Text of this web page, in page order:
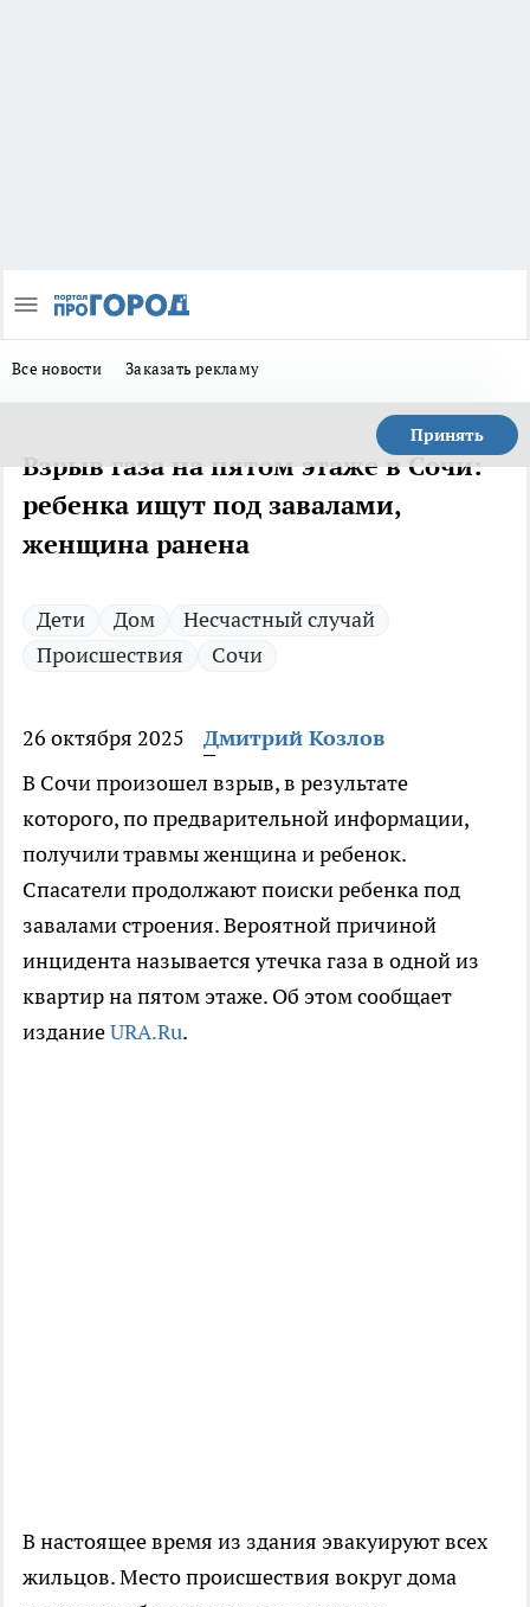
Все новости Заказать рекламу
Принять
Взрыв газа на пятом этаже в Сочи:
ребенка ищут под завалами,
женщина ранена
Дети Дом
Несчастный случай
Происшествия
Сочи
26 октября 2025
Дмитрий Козлов
В Сочи произошел взрыв, в результате
которого, по предварительной информации,
получили травмы женщина и ребенок.
Спасатели продолжают поиски ребенка под
завалами строения. Вероятной причиной
инцидента называется утечка газа в одной из
квартир на пятом этаже. Об этом сообщает
изданиеURA.Ru.
В настоящее время из здания эвакуируют всех
жильцов. Место происшествия вокруг дома